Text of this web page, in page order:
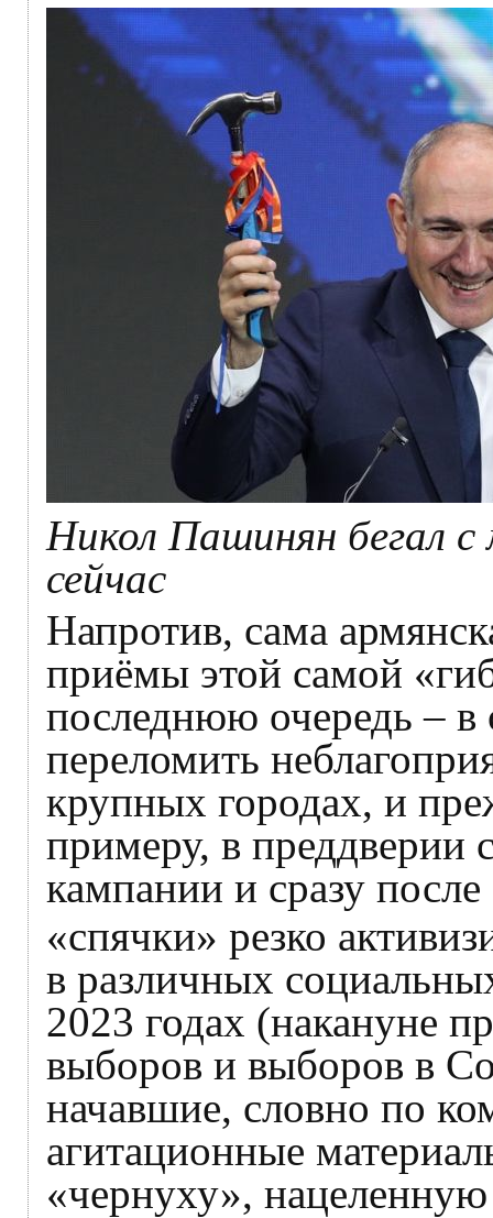
Никол Пашинян бегал с
сейчас
Напротив, сама
приёмы этой самой
последнюю очередь – в
переломить
крупных городах, и
примеру, в преддверии
кампании и сразу
«спячки» резко
в различных
2023 годах (накануне
выборов и выборов в
начавшие, словно по
агитационные
«чернуху»,